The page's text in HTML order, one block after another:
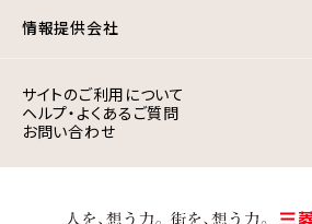
情報提供会社
サイトのご利用について
ヘルプ・よくあるご質問
お問い合わせ